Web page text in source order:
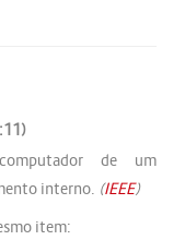
de um
interno. (IEEE)
item: